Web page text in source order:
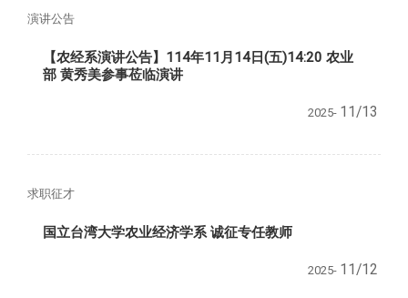
演讲公告
【农经系演讲公告】114年11月14日(五)14:20 农业
部 黄秀美参事莅临演讲
2025- 11/13
求职征才
国立台湾大学农业经济学系 诚征专任教师
2025- 11/12